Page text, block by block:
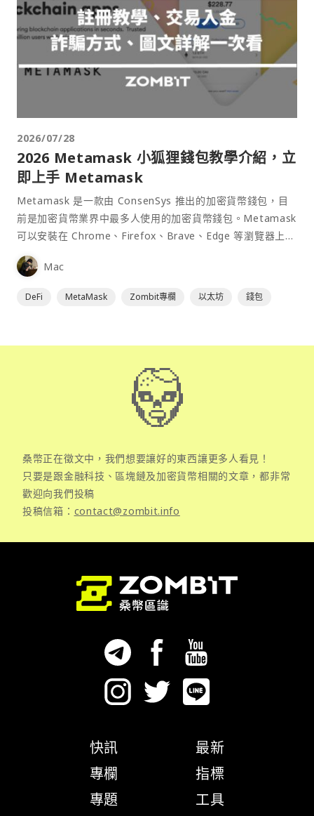
2026/07/28
2026 Metamask 小狐狸錢包教學介紹，立
即上手 Metamask
Metamask 是一款由 ConsenSys 推出的加密貨幣錢包，目
前是加密貨幣業界中最多人使用的加密貨幣錢包。Metamask
可以安裝在 Chrome、Firefox、Brave、Edge 等瀏覽器上作
為插件使用，具備許多功能且使用上非常方便。
Mac
DeFi MetaMask Zombit專欄 以太坊 錢包
桑幣正在徵文中，我們想要讓好的東西讓更多人看見！
只要是跟金融科技、區塊鏈及加密貨幣相關的文章，都非常
歡迎向我們投稿
投稿信箱： contact@zombit.info
快訊
專欄
專題
最新
指標
工具